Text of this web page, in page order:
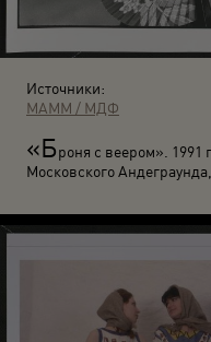
Источники:
МАММ / МДФ
«Броня с веером». 1991
Московского